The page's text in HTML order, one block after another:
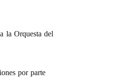
la Orquesta del
por parte